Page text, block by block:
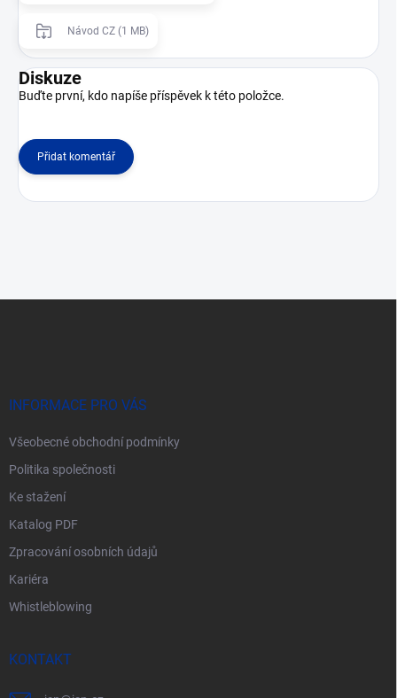
Návod CZ (1 MB)
Diskuze
Buďte první, kdo napíše příspěvek k této položce.
Přidat komentář
INFORMACE PRO VÁS
Všeobecné obchodní podmínky
Politika společnosti
Ke stažení
Katalog PDF
Zpracování osobních údajů
Kariéra
Whistleblowing
KONTAKT